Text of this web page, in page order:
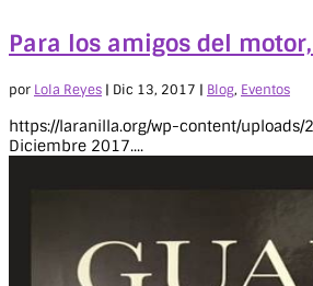
Para los amigos del
por Lola Reyes | Dic 13, 2017 | Blog, Eventos
https://laranilla.org/wp-content/uploads/
Diciembre 2017....